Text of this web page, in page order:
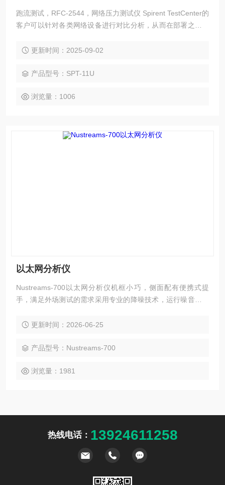
跑流测试，RFC-2544，网络压力测试仪 Spirent TestCenter的
客户可以针对各类网络设备进行对比分析，从而在部署之前就
感，但又需要高密度、低成本以太网端口的大容量生产性测试
同时还可为客户提供可选的冗余电源能力。
更新时间：2025-09-02
产品型号：SPT-11U
浏览量：1006
以太网分析仪
Nustreams-700以太网分析仪机框小巧，侧面配有便携式提
手，满足外场测试的需求采用专业的降噪技术，运行噪音只有
更新时间：2026-06-25
产品型号：Nustreams-700
浏览量：1981
热线电话： 13924611258